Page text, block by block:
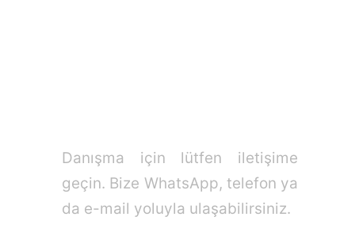
Danışma için lütfen iletişime
geçin. Bize WhatsApp, telefon ya
da e-mail yoluyla ulaşabilirsiniz.